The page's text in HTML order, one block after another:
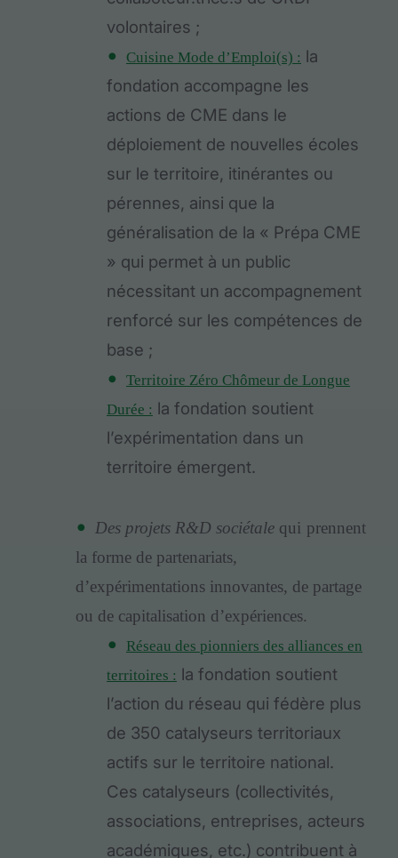
volontaires ;
Cuisine Mode d’Emploi(s) : la
fondation accompagne les
actions de CME dans le
déploiement de nouvelles écoles
sur le territoire, itinérantes ou
pérennes, ainsi que la
généralisation de la « Prépa CME
» qui permet à un public
nécessitant un accompagnement
renforcé sur les compétences de
base ;
Territoire Zéro Chômeur de Longue
Durée : la fondation soutient
l’expérimentation dans un
territoire émergent.
Des projets R&D sociétale qui prennent
la forme de partenariats,
d’expérimentations innovantes, de partage
ou de capitalisation d’expériences.
Réseau des pionniers des alliances en
territoires : la fondation soutient
l’action du réseau qui fédère plus
de 350 catalyseurs territoriaux
actifs sur le territoire national.
Ces catalyseurs (collectivités,
associations, entreprises, acteurs
académiques, etc.) contribuent à